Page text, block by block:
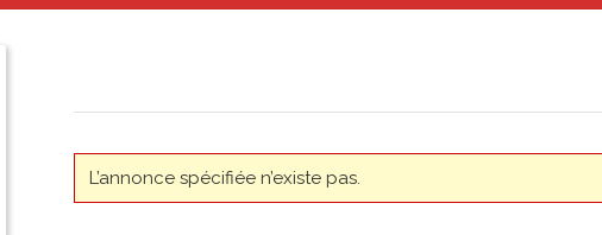
L’annonce spécifiée n’existe pas.